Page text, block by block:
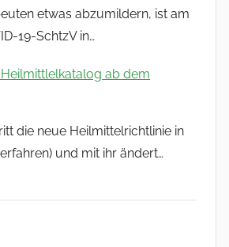
etwas abzumildern, ist am
19-SchtzV in…
ab dem
die neue Heilmittelrichtlinie in
und mit ihr ändert…